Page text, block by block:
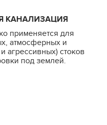
КАНАЛИЗАЦИЯ
применяется для
атмосферных и
агрессивных) стоков
под землей.